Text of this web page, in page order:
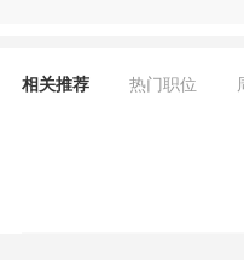
相关推荐 热门职位